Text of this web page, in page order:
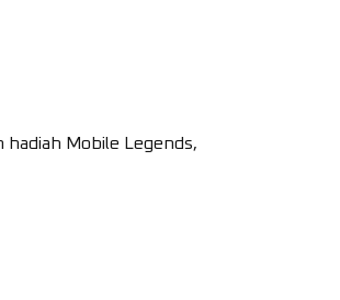
hadiah Mobile Legends,